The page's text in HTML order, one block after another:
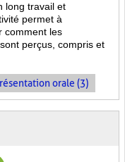
long travail et
permet à
comment les
perçus, compris et
orale (3)